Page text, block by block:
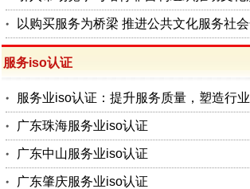
以购买服务为桥梁 推进公共文化服务社
服务iso认证
服务业iso认证：提升服务质量，塑造行
广东珠海服务业iso认证
广东中山服务业iso认证
广东肇庆服务业iso认证